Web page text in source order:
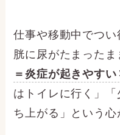
仕事や移動中でつ
胱に尿がたまったま
＝炎症が起きやすい
はトイレに行く」
ち上がる」という心